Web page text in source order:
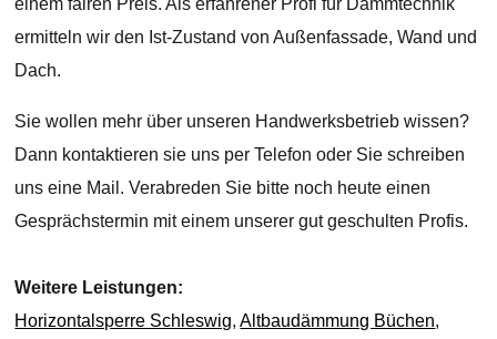
ermitteln wir den Ist-Zustand von Außenfassade, Wand und
Dach.
Sie wollen mehr über unseren Handwerksbetrieb wissen?
Dann kontaktieren sie uns per Telefon oder Sie schreiben
uns eine Mail. Verabreden Sie bitte noch heute einen
Gesprächstermin mit einem unserer gut geschulten Profis.
Weitere Leistungen:
Horizontalsperre Schleswig,Altbaudämmung Büchen,